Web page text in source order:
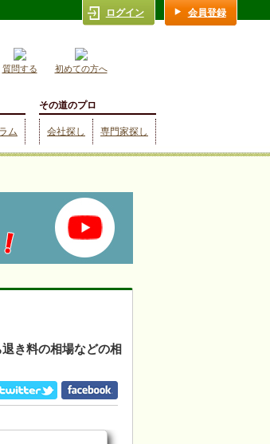
質問する 初めての方へ
ム
その道のプロ
会社探し 専門家探し
ログイン 会員登録
き料の相場などの相